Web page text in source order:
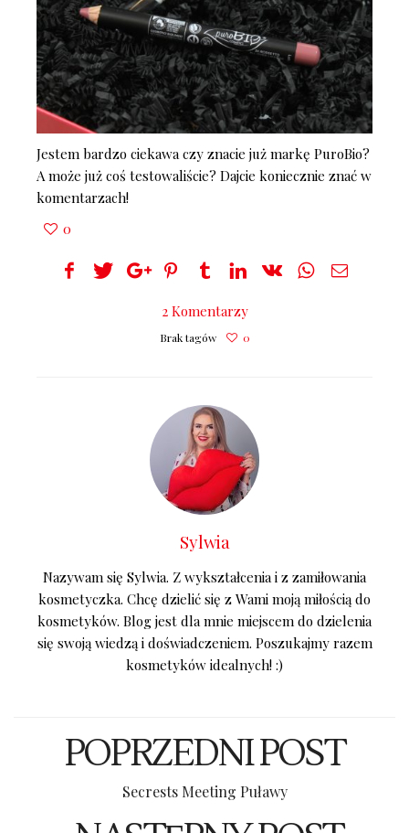
Jestem bardzo ciekawa czy znacie już markę PuroBio?
A może już coś testowaliście? Dajcie koniecznie znać w
komentarzach!
0
2 Komentarzy
Brak tagów 0
Sylwia
Nazywam się Sylwia. Z wykształcenia i z zamiłowania
kosmetyczka. Chcę dzielić się z Wami moją miłością do
kosmetyków. Blog jest dla mnie miejscem do dzielenia
się swoją wiedzą i doświadczeniem. Poszukajmy razem
kosmetyków idealnych! :)
POPRZEDNI POST
Secrests Meeting Puławy